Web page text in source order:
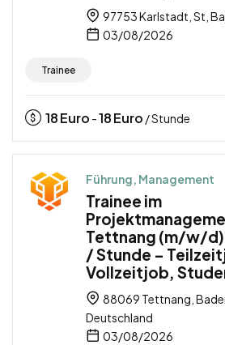
97753 Karlstadt, St,
03/08/2026
Trainee
18Euro -18Euro / Stunde
Führung, Management
Trainee im
Tettnang (m/w/d)
/ Stunde –
Vollzeitjob,
88069 Tettnang,
Deutschland
03/08/2026